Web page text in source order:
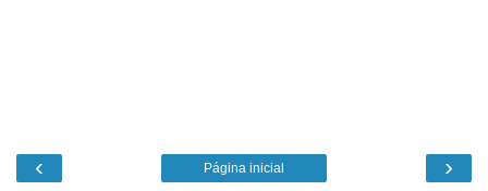
‹ ›
Página inicial